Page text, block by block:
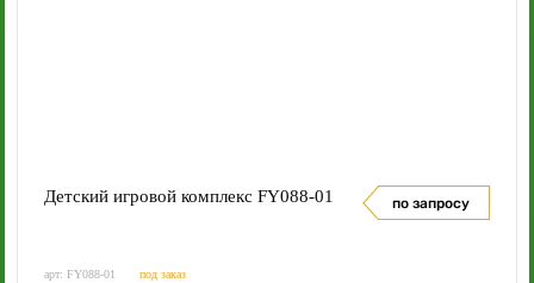
Детский игровой комплекс FY088-01 по запросу
арт: FY088-01 под заказ